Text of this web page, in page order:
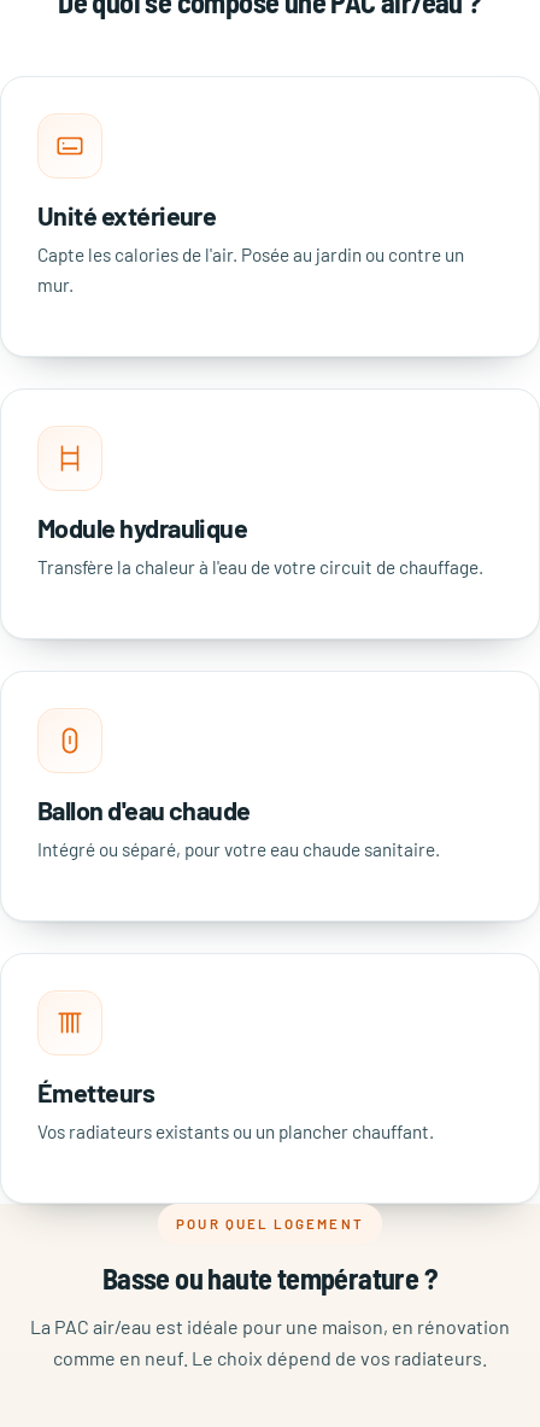
Unité extérieure
Capte les calories de l'air. Posée au jardin ou contre un
mur.
Module hydraulique
Transfère la chaleur à l'eau de votre circuit de chauffage.
Ballon d'eau chaude
Intégré ou séparé, pour votre eau chaude sanitaire.
Émetteurs
Vos radiateurs existants ou un plancher chauffant.
POUR QUEL LOGEMENT
Basse ou haute température ?
La PAC air/eau est idéale pour une maison, en rénovation
comme en neuf. Le choix dépend de vos radiateurs.